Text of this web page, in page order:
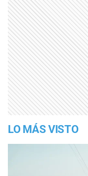
LO MÁS VISTO